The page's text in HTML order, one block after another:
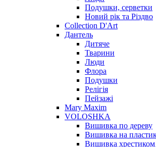
Подушки, серветки
Новий рік та Різдво
Collection D'Art
Дантель
Дитяче
Тварини
Люди
Флора
Подушки
Релігія
Пейзажі
Mary Maxim
VOLOSHKA
Вишивка по дереву
Вишивка на
Вишивка хрестиком